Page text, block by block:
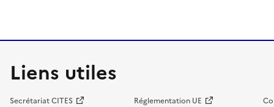
Liens utiles
Secrétariat CITES Réglementation UE